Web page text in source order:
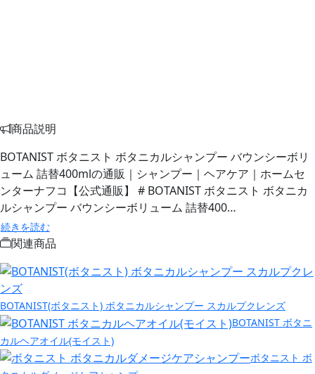
商品説明
BOTANIST ボタニスト ボタニカルシャンプー バウンシーボリ
ューム 詰替400mlの通販｜シャンプー｜ヘアケア｜ホームセ
ンターナフコ【公式通販】 # BOTANIST ボタニスト ボタニカ
ルシャンプー バウンシーボリューム 詰替400…
続きを読む
関連商品
BOTANIST(ボタニスト) ボタニカルシャンプー スカルプクレンズ
BOTANIST ボタニ
カルヘアオイル(モイスト)
ボタニスト ボ